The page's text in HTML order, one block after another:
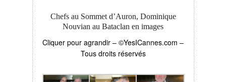
Chefs au Sommet d’Auron, Dominique
Nouvian au Bataclan en images
Cliquer pour agrandir – ©YesICannes.com –
Tous droits réservés